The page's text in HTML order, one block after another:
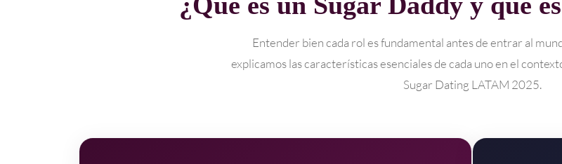
Entender bien cada rol es fundamental antes de entrar al
explicamos las características esenciales de cada uno en el
Sugar Dating LATAM 2025.